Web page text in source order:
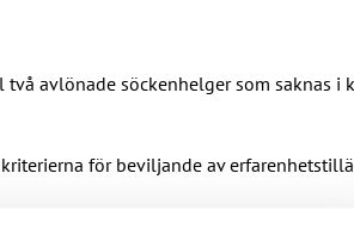
avlönade söckenhelger som saknas i
för beviljande av